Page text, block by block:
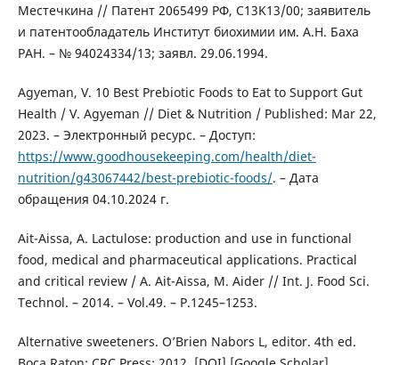
Местечкина // Патент 2065499 РФ, C13K13/00; заявитель
и патентообладатель Институт биохимии им. А.Н. Баха
РАН. – № 94024334/13; заявл. 29.06.1994.
Agyeman, V. 10 Best Prebiotic Foods to Eat to Support Gut
Health / V. Agyeman // Diet & Nutrition / Published: Mar 22,
2023. – Электронный ресурс. – Доступ:
https://www.goodhousekeeping.com/health/diet-
nutrition/g43067442/best-prebiotic-foods/. – Дата
обращения 04.10.2024 г.
Ait-Aissa, A. Lactulose: production and use in functional
food, medical and pharmaceutical applications. Practical
and critical review / A. Ait-Aissa, M. Aider // Int. J. Food Sci.
Technol. – 2014. – Vol.49. – P.1245–1253.
Alternative sweeteners. O’Brien Nabors L, editor. 4th ed.